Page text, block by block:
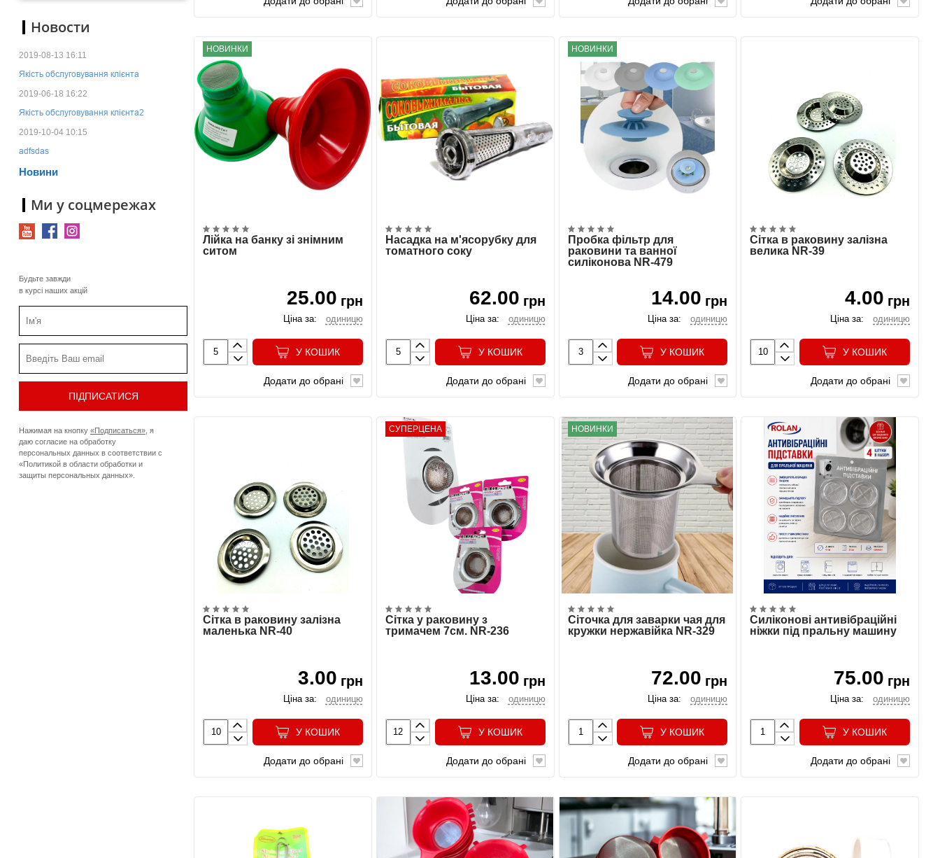
Новости
2019-08-13 16:11
Якість обслуговування клієнта
2019-06-18 16:22
Якість обслуговування клієнта2
2019-10-04 10:15
adfsdas
Новини
Ми у соцмережах
Будьте завжди
в курсі наших акцій
ПІДПИСАТИСЯ
Нажимая на кнопку «Подписаться» , я
даю согласие на обработку
персональных данных в соответствии с
«Политикой в области обработки и
защиты персональных данных»
НОВИНКИ
Лійка на банку зі знімним
ситом
25.00 грн
Ціна за: одиницю
У КОШИК
Додати до обрані
Насадка на м'ясорубку для
томатного соку
62.00 грн
Ціна за: одиницю
У КОШИК
Додати до обрані
НОВИНКИ
Пробка фільтр для
раковини та ванної
силіконова NR-479
14.00 грн
Ціна за: одиницю
У КОШИК
Додати до обрані
Сітка в раковину залізна
велика NR-39
4.00 грн
Ціна за: одиницю
У КОШИК
Додати до обрані
Сітка в раковину залізна
маленька NR-40
3.00 грн
Ціна за: одиницю
У КОШИК
Додати до обрані
СУПЕРЦЕНА
Сітка у раковину з
тримачем 7см. NR-236
13.00 грн
Ціна за: одиницю
У КОШИК
Додати до обрані
НОВИНКИ
Сіточка для заварки чая для
кружки нержавійка NR-329
72.00 грн
Ціна за: одиницю
У КОШИК
Додати до обрані
Силіконові антивібраційні
ніжки під пральну машину
75.00 грн
Ціна за: одиницю
У КОШИК
Додати до обрані